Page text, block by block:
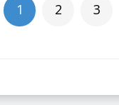
1 2 3